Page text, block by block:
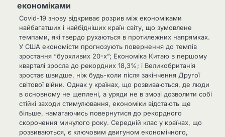
економіками
Covid-19 знову відкриває розрив між економіками
найбагатших і найбідніших країн світу, що зумовлене
темпами, які твердо рухаються в протилежних напрямках.
У США економісти прогнозують повернення до темпів
зростання “бурхливих 20-х”; Економіка Китаю в першому
кварталі зросла до рекордних 18,3%; і Великобританія
зростає швидше, ніж будь-коли після закінчення Другої
світової війни. Однак у країнах, що розвиваються, де люди
в основному не щеплені, а уряди не в змозі дозволити собі
стійкі заходи стимулювання, економіки відстають ще
більше, намагаючись повернутися до рекордного
скорочення минулого року. Середній клас у країнах, що
розвиваються, є ключовим двигуном економічного,